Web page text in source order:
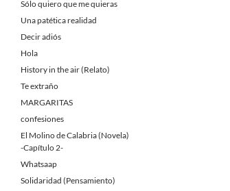
Sólo quiero que me quieras
Una patética realidad
Decir adiós
Hola
History in the air (Relato)
Te extraño
MARGARITAS
confesiones
El Molino de Calabria (Novela)
-Capítulo 2-
Whatsaap
Solidaridad (Pensamiento)